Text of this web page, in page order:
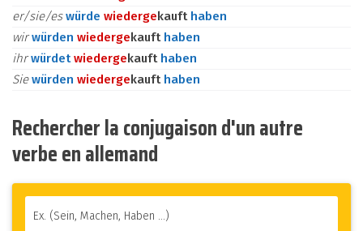
er/sie/eswürde wiedergekauft haben
wirwürden wiedergekauft haben
ihrwürdetwiedergekauft haben
Siewürden wiedergekauft haben
Rechercher la conjugaison d'un autre
verbe en allemand